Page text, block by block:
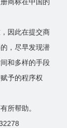
因此在提交商
，尽早发现潜
和多样的手段
予的程序权
所帮助。